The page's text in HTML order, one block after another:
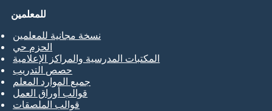
للمعلمين
نسخة مجانية للمعلمين
الحزم حي
المكتبات المدرسية والمراكز الإعلامية
حصص التدريب
جميع الموارد المعلم
قوالب أوراق العمل
قوالب الملصقات